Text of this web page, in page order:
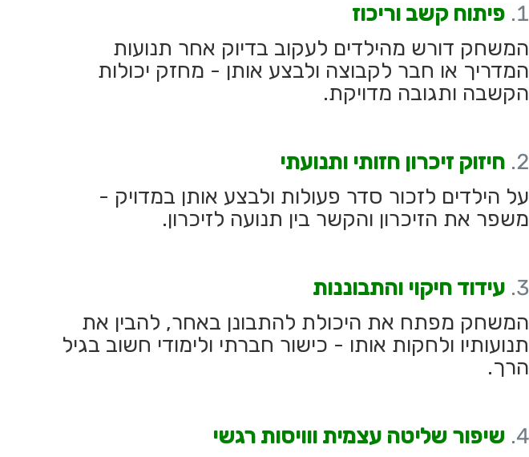
פיתוח קשב וריכוז
המשחק דורש מהילדים לעקוב בדיוק אחר תנועות
המדריך או חבר לקבוצה ולבצע אותן - מחזק יכולות
הקשבה ותגובה מדויקת.
חיזוק זיכרון חזותי ותנועתי
על הילדים לזכור סדר פעולות ולבצע אותן במדויק -
משפר את הזיכרון והקשר בין תנועה לזיכרון.
עידוד חיקוי והתבוננות
המשחק מפתח את היכולת להתבונן באחר, להבין את
תנועותיו ולחקות אותו - כישור חברתי ולימודי חשוב בגיל
הרך.
שיפור שליטה עצמית ווויסות רגשי